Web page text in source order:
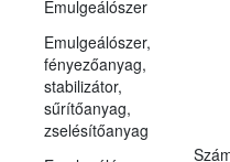
Emulgeálószer
Emulgeálószer,
fényezőanyag,
stabilizátor,
sűrítőanyag,
zselésítőanyag